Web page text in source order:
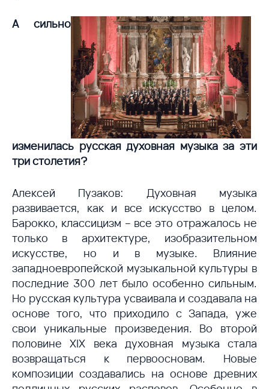
А сильно
изменилась русская духовная музыка за эти
три столетия?
Алексей Пузаков: Духовная музыка
развивается, как и все искусство в целом.
Барокко, классицизм – все это отражалось не
только в архитектуре, изобразительном
искусстве, но и в музыке. Влияние
западноевропейской музыкальной культуры в
последние 300 лет было особенно сильным.
Но русская культура усваивала и создавала на
основе того, что приходило с Запада, уже
свои уникальные произведения. Во второй
половине XIX века духовная музыка стала
возвращаться к первоосновам. Новые
композиции создавались на основе древних